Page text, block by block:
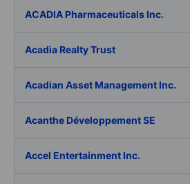
ACADIA Pharmaceuticals Inc.
Acadia Realty Trust
Acadian Asset Management Inc.
Acanthe Développement SE
Accel Entertainment Inc.